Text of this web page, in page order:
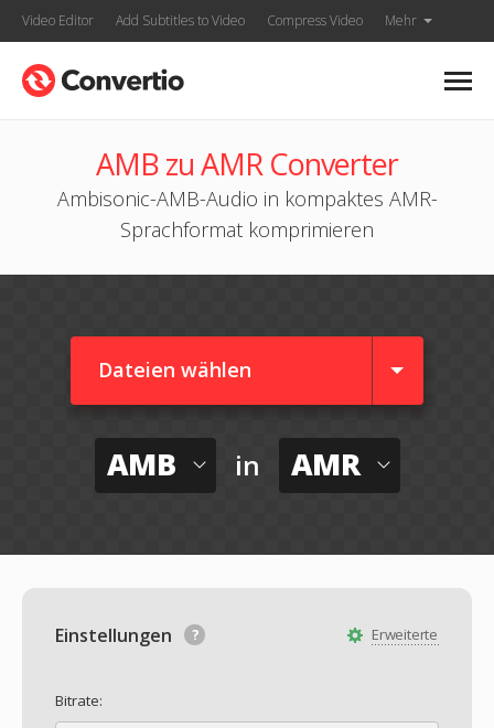
Video Editor Add Subtitles to Video Compress Video Mehr
AMB zu AMR Converter
Ambisonic-AMB-Audio in kompaktes AMR-
Sprachformat komprimieren
Dateien wählen
AMB in AMR
Erweiterte
Einstellungen
Bitrate: